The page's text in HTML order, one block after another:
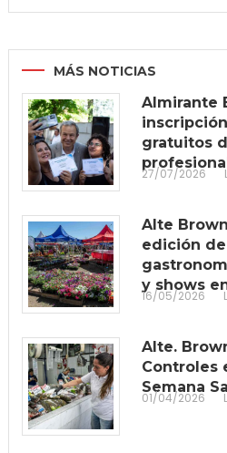
MÁS NOTICIAS
Almirante
gratuitos
27/07/2026
Alte
edición de
y shows
16/05/2026
Alte.
Controles
Semana
01/04/2026